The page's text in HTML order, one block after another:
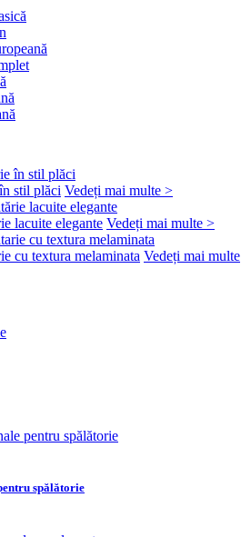
stil plăci Vedeți mai multe >
lacuite elegante Vedeți mai multe >
cu textura melaminata Vedeți mai multe
spălătorie